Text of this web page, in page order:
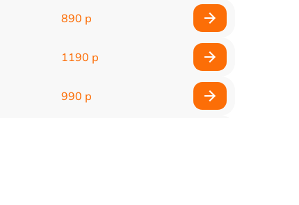
890 р
1190 р
990 р